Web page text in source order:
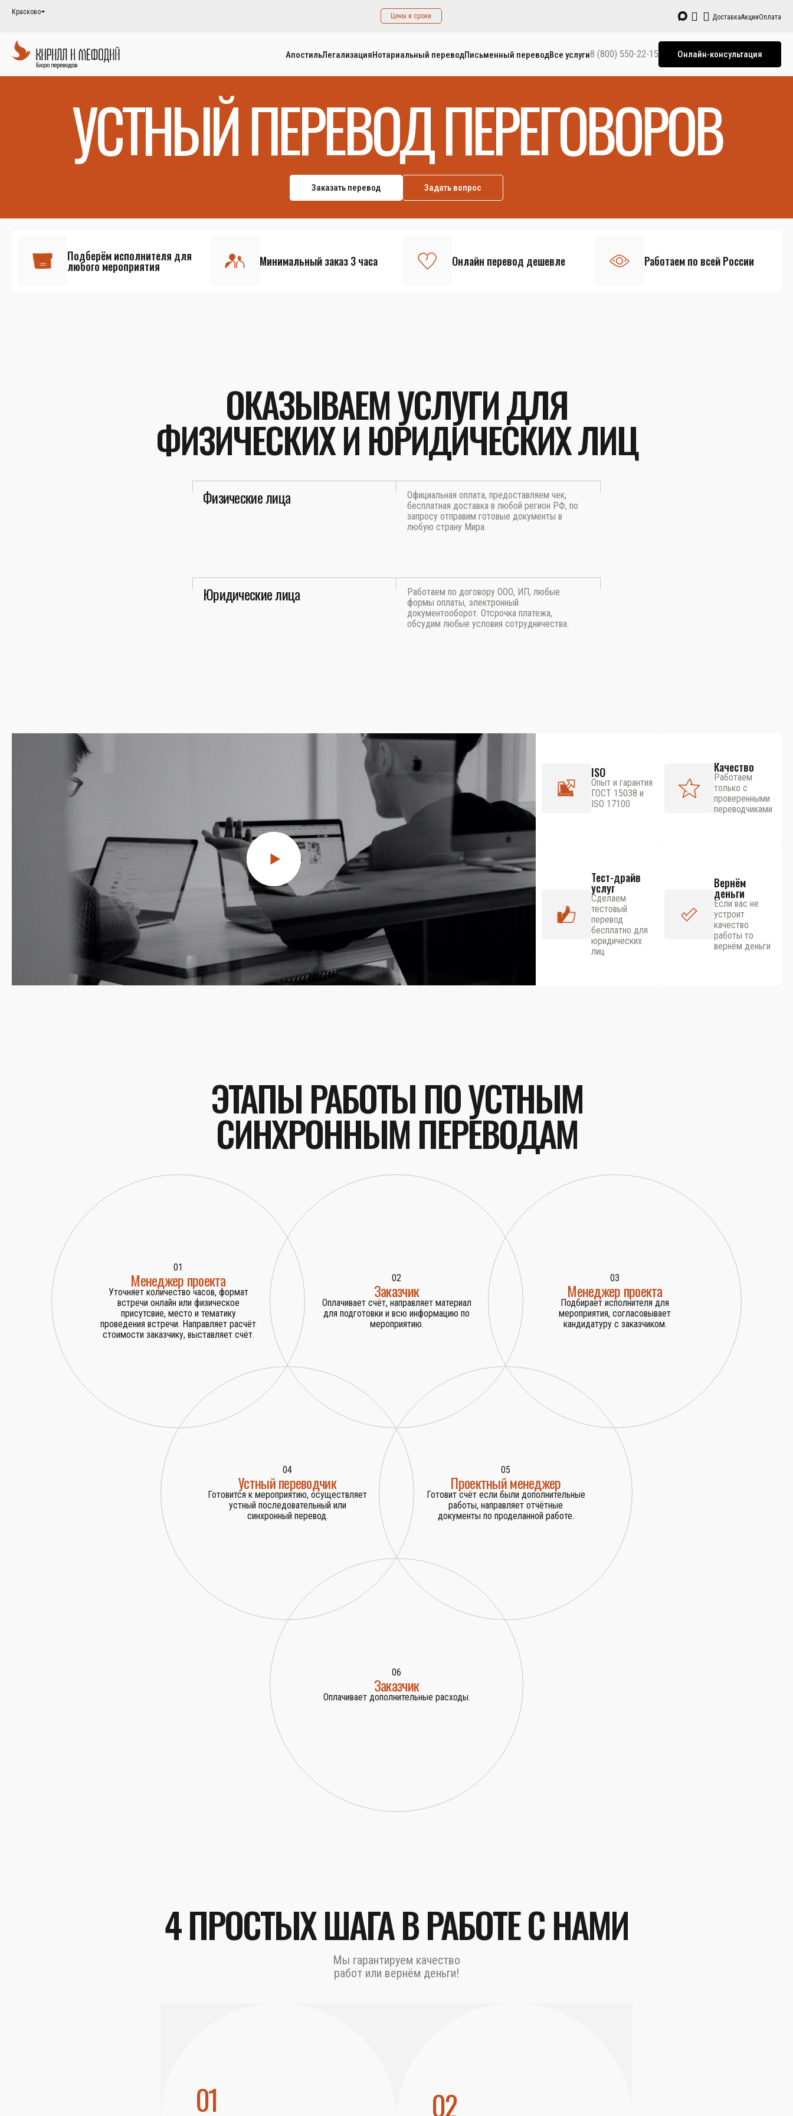
Красково Цены и сроки ДоставкаАкцииОплата
АпостильЛегализацияНотариальный переводПисьменный переводВсе услуги8 (800) 550-22-15 Онлайн-консультация
УСТНЫЙ ПЕРЕВОД ПЕРЕГОВОРОВ
Заказать перевод Задать вопрос
Подберём исполнителя для
любого мероприятия Минимальный заказ 3 часа Онлайн перевод дешевле Работаем по всей России
ОКАЗЫВАЕМ УСЛУГИ ДЛЯ
ФИЗИЧЕСКИХ И ЮРИДИЧЕСКИХ ЛИЦ
Физические лица
Официальная оплата, предоставляем чек,
бесплатная доставка в любой регион РФ, по
запросу отправим готовые документы в
любую страну Мира.
Юридические лица
Работаем по договору ООО, ИП, любые
формы оплаты, электронный
документооборот. Отсрочка платежа,
обсудим любые условия сотрудничества.
ISO
Опыт и гарантия
ГОСТ 15038 и
ISO 17100
Качество
Работаем
только с
проверенными
переводчиками
Тест-драйв
услуг
Сделаем
тестовый
перевод
бесплатно для
юридических
лиц
Вернём
деньги
Если вас не
устроит
качество
работы то
вернём деньги
ЭТАПЫ РАБОТЫ ПО УСТНЫМ
СИНХРОННЫМ ПЕРЕВОДАМ
01
Менеджер проекта
Уточняет количество часов, формат
встречи онлайн или физическое
присутсвие, место и тематику
проведения встречи. Направляет расчёт
стоимости заказчику, выставляет счёт.
02
Заказчик
Оплачивает счёт, направляет материал
для подготовки и всю информацию по
мероприятию.
03
Менеджер проекта
Подбирает исполнителя для
мероприятия, согласовывает
кандидатуру с заказчиком.
04
Устный переводчик
Готовится к мероприятию, осуществляет
устный последовательный или
синхронный перевод.
05
Проектный менеджер
Готовит счёт если были дополнительные
работы, направляет отчётные
документы по проделанной работе.
06
Заказчик
Оплачивает дополнительные расходы.
4 ПРОСТЫХ ШАГА В РАБОТЕ С НАМИ
Мы гарантируем качество
работ или вернём деньги!
01 02